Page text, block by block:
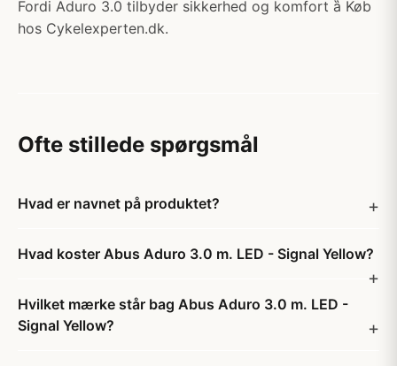
Fordi Aduro 3.0 tilbyder sikkerhed og komfort ȁ Køb
hos Cykelexperten.dk.
Ofte stillede spørgsmål
Hvad er navnet på produktet?
Hvad koster Abus Aduro 3.0 m. LED - Signal Yellow?
Hvilket mærke står bag Abus Aduro 3.0 m. LED -
Signal Yellow?